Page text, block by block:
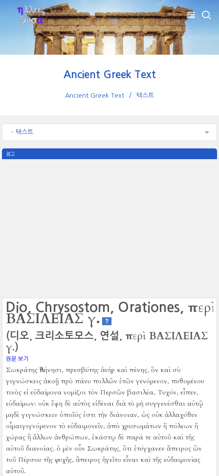
Ancient Greek Text
Ancient Greek Text 텍스트
- 텍스트
광고
Dio, Chrysostom, Orationes,περὶ
ΒΑΣΙΛΕΙΑΣ γ. ?
(디오, 크리소토모스, 연설, περὶ ΒΑΣΙΛΕΙΑΣ
γ.)
원문 보기
Σωκράτης Ἀθήνησι, πρεσβύτης ἀνὴρ καὶ πένης, ὃν καὶ σὺ
γιγνώσκεις ἀκοῇ πρὸ πάνυ πολλῶν ἐτῶν γενόμενον, πυθομένου
τινὸς εἰ εὐδαίμονα νομίζοι τὸν Περσῶν βασιλέα, Τυχόν, εἶπεν,
εὐδαίμων: οὐκ ἔφη δὲ αὐτὸς εἰδέναι διὰ τὸ μὴ συγγενέσθαι αὐτῷ
μηδὲ γιγνώσκειν ὁποῖός ἐστι τὴν διάνοιαν, ὡς οὐκ ἀλλαχόθεν
οἶμαιγιγνόμενον τὸ εὐδαιμονεῖν, ἀπὸ χρυσωμάτων ἢ πόλεων ἢ
χώρας ἢ ἄλλων ἀνθρώπων, ἑκάστῳ δὲ παρά τε αὑτοῦ καὶ τῆς
αὑτοῦ διανοίας. ὁ μὲν οὖν Σωκράτης, ὅτι ἐτύγχανεν ἄπειρος ὢν
τοῦ Πέρσου τῆς ψυχῆς, ἄπειρος ἡγεῖτο εἶναι καὶ τῆς εὐδαιμονίας
αὐτοῦ.